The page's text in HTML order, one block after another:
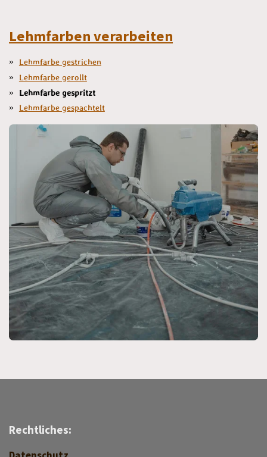
Lehmfarben verarbeiten
Lehmfarbe gestrichen
Lehmfarbe gerollt
Lehmfarbe gespritzt
Lehmfarbe gespachtelt
Rechtliches: